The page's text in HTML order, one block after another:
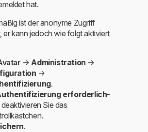
hat.
ist der anonyme Zugriff
er kann jedoch wie folgt aktiviert
→Administration →
→
.
erforderlich-
deaktivieren Sie das
.